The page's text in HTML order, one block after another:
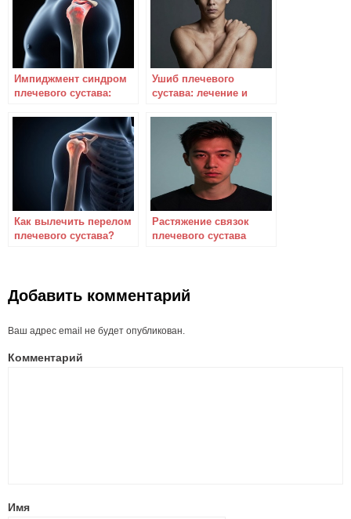
Импиджмент синдром
плечевого сустава:
Ушиб плечевого
сустава: лечение и
Как вылечить перелом
плечевого сустава?
Растяжение связок
плечевого сустава
Добавить комментарий
Ваш адрес email не будет опубликован.
Комментарий
Имя